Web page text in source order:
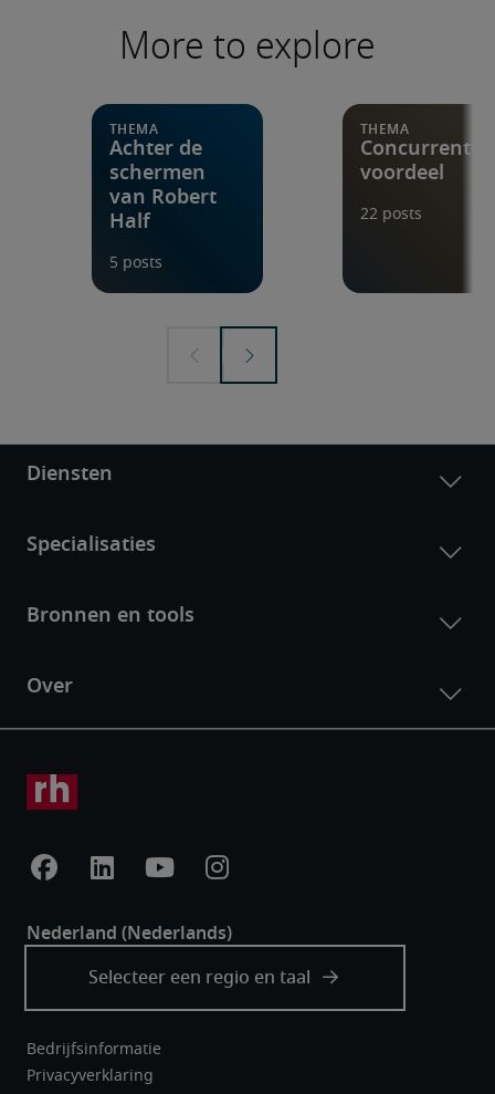
More to explore
Bedrijfsinformatie
Privacyverklaring